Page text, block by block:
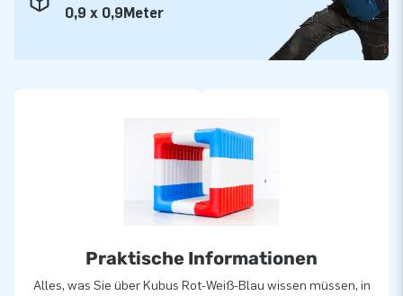
0,9 x 0,9Meter
Praktische Informationen
Alles, was Sie über Kubus Rot-Weiß-Blau wissen müssen, in